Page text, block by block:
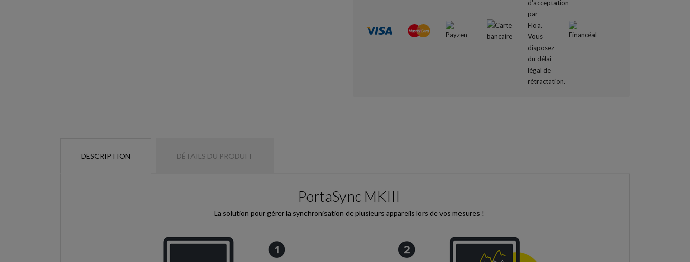
DESCRIPTION DÉTAILS DU PRODUIT
PortaSync MKIII
La solution pour gérer la synchronisation de plusieurs appareils lors de vos mesures !